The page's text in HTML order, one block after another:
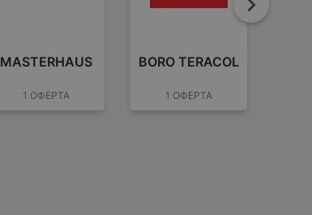
MASTERHAUS
1 ОФЕРТА
BORO TERACOL
1 ОФЕРТА